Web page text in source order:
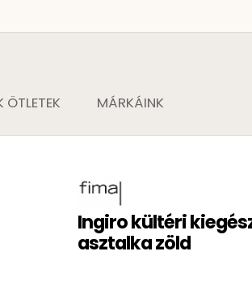
MÁRKÁINK
Ingiro kültéri
asztalka zöld